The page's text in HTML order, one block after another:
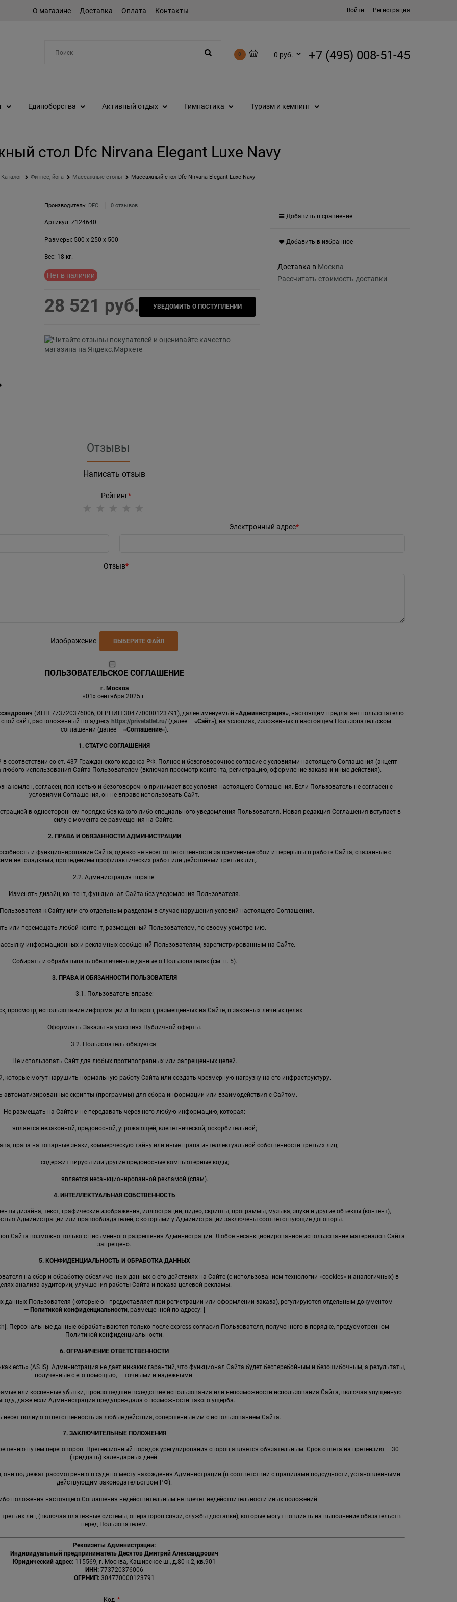
О магазине Доставка Оплата Контакты Войти Регистрация
0 0 руб. +7 (495) 008-51-45
Единоборства Активный отдых Гимнастика Туризм и кемпинг
стол Dfc Nirvana Elegant Luxe Navy
Каталог Фитнес, йога Массажные столы Массажный стол Dfc Nirvana Elegant Luxe Navy
Производитель: DFC 0 отзывов
Артикул: Z124640
Размеры: 500 x 250 x 500
Вес: 18 кг.
Нет в наличии
28 521 руб. УВЕДОМИТЬ О ПОСТУПЛЕНИИ
Добавить в сравнение
Добавить в избранное
Доставка в Москва
Рассчитать стоимость доставки
Отзывы
Написать отзыв
Рейтинг
Электронный адрес
Отзыв
Изображение ВЫБЕРИТЕ ФАЙЛ
ПОЛЬЗОВАТЕЛЬСКОЕ СОГЛАШЕНИЕ
г. Москва
«01» сентября 2025 г.
(ИНН 773720376006, ОГРНИП 304770000123791), далее именуемый «Администрация», настоящим предлагает пользователю
сайт, расположенный по адресу https://privetatlet.ru/(далее – «Сайт»), на условиях, изложенных в настоящем Пользовательском
соглашении (далее – «Соглашение»).
1. СТАТУС СОГЛАШЕНИЯ
со ст. 437 Гражданского кодекса РФ. Полное и безоговорочное согласие с условиями настоящего Соглашения (акцепт
использования Сайта Пользователем (включая просмотр контента, регистрацию, оформление заказа и иные действия).
согласен, полностью и безоговорочно принимает все условия настоящего Соглашения. Если Пользователь не согласен с
условиями Соглашения, он не вправе использовать Сайт.
в одностороннем порядке без какого-либо специального уведомления Пользователя. Новая редакция Соглашения вступает в
силу с момента ее размещения на Сайте.
2. ПРАВА И ОБЯЗАННОСТИ АДМИНИСТРАЦИИ
и функционирование Сайта, однако не несет ответственности за временные сбои и перерывы в работе Сайта, связанные с
неполадками, проведением профилактических работ или действиями третьих лиц.
2.2. Администрация вправе:
Изменять дизайн, контент, функционал Сайта без уведомления Пользователя.
к Сайту или его отдельным разделам в случае нарушения условий настоящего Соглашения.
или перемещать любой контент, размещенный Пользователем, по своему усмотрению.
информационных и рекламных сообщений Пользователям, зарегистрированным на Сайте.
Собирать и обрабатывать обезличенные данные о Пользователях (см. п. 5).
3. ПРАВА И ОБЯЗАННОСТИ ПОЛЬЗОВАТЕЛЯ
3.1. Пользователь вправе:
просмотр, использование информации и Товаров, размещенных на Сайте, в законных личных целях.
Оформлять Заказы на условиях Публичной оферты.
3.2. Пользователь обязуется:
Не использовать Сайт для любых противоправных или запрещенных целей.
которые могут нарушить нормальную работу Сайта или создать чрезмерную нагрузку на его инфраструктуру.
автоматизированные скрипты (программы) для сбора информации или взаимодействия с Сайтом.
Не размещать на Сайте и не передавать через него любую информацию, которая:
является незаконной, вредоносной, угрожающей, клеветнической, оскорбительной;
права на товарные знаки, коммерческую тайну или иные права интеллектуальной собственности третьих лиц;
содержит вирусы или другие вредоносные компьютерные коды;
является несанкционированной рекламой (спам).
4. ИНТЕЛЛЕКТУАЛЬНАЯ СОБСТВЕННОСТЬ
дизайна, текст, графические изображения, иллюстрации, видео, скрипты, программы, музыка, звуки и другие объекты (контент),
Администрации или правообладателей, с которыми у Администрации заключены соответствующие договоры.
Сайта возможно только с письменного разрешения Администрации. Любое несанкционированное использование материалов Сайта
запрещено.
5. КОНФИДЕНЦИАЛЬНОСТЬ И ОБРАБОТКА ДАННЫХ
на сбор и обработку обезличенных данных о его действиях на Сайте (с использованием технологии «cookies» и аналогичных) в
анализа аудитории, улучшения работы Сайта и показа целевой рекламы.
данных Пользователя (которые он предоставляет при регистрации или оформлении заказа), регулируются отдельным документом
— Политикой конфиденциальности, размещенной по адресу: [
]. Персональные данные обрабатываются только после express-согласия Пользователя, полученного в порядке, предусмотренном
Политикой конфиденциальности.
6. ОГРАНИЧЕНИЕ ОТВЕТСТВЕННОСТИ
есть» (AS IS). Администрация не дает никаких гарантий, что функционал Сайта будет бесперебойным и безошибочным, а результаты,
полученные с его помощью, — точными и надежными.
или косвенные убытки, произошедшие вследствие использования или невозможности использования Сайта, включая упущенную
даже если Администрация предупреждала о возможности такого ущерба.
несет полную ответственность за любые действия, совершенные им с использованием Сайта.
7. ЗАКЛЮЧИТЕЛЬНЫЕ ПОЛОЖЕНИЯ
путем переговоров. Претензионный порядок урегулирования споров является обязательным. Срок ответа на претензию — 30
(тридцать) календарных дней.
они подлежат рассмотрению в суде по месту нахождения Администрации (в соответствии с правилами подсудности, установленными
действующим законодательством РФ).
положения настоящего Соглашения недействительным не влечет недействительности иных положений.
лиц (включая платежные системы, операторов связи, службы доставки), которые могут повлиять на выполнение обязательств
перед Пользователем.
Реквизиты Администрации:
Индивидуальный предприниматель Десятов Дмитрий Александрович
Юридический адрес: 115569, г. Москва, Каширское ш., д.80 к.2, кв.901
ИНН: 773720376006
ОГРНИП: 304770000123791
Код